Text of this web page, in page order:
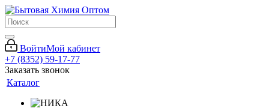
ВойтиМой кабинет
+7 (8352) 59-17-77
Заказать звонок
Каталог